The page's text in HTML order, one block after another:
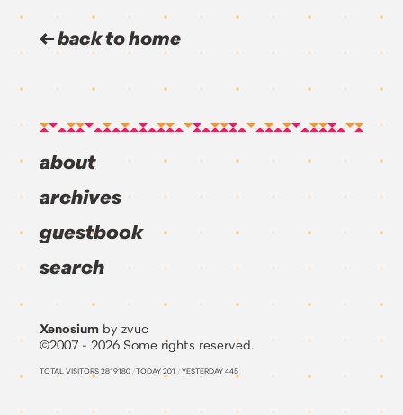
back to home
about
archives
guestbook
search
Xenosium by zvuc
©2007 - 2026 Some rights reserved.
TOTAL VISITORS 2819180 /TODAY 201 / YESTERDAY 445